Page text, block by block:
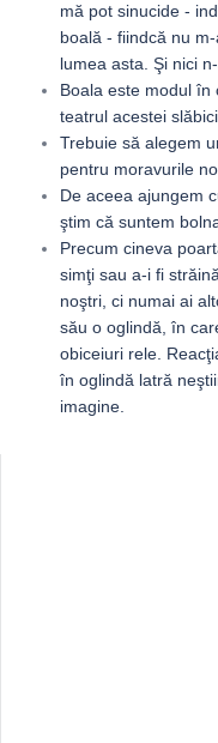
mă pot sinucide -
boală - fiindcă nu
lumea asta. Şi nici
Boala este modul în
teatrul acestei
Trebuie să alegem
pentru moravurile
De aceea ajungem
ştim că suntem
Precum cineva
simţi sau a-i fi
noştri, ci numai ai
său o oglindă, în
obiceiuri rele.
în oglindă latră
imagine.